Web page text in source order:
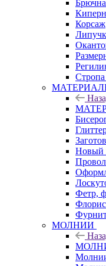
Корсаж
Стропа
Новый
Фетр,
МОЛНИИ